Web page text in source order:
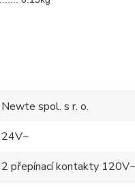
Newte spol. s r. o.
24V~
2 přepínací kontakty